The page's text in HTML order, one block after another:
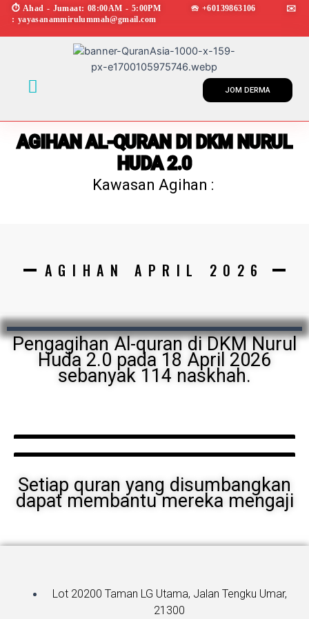
Skip
content
⏱︎ Ahad - Jumaat: 08:00AM - 5:00PM ☏ +60139863106 ✉︎
: yayasanammirulummah@gmail.com
Menu JOM DERMA
AGIHAN AL-QURAN DI DKM NURUL
HUDA 2.0
Kawasan Agihan :
AGIHAN APRIL 2026
Pengagihan Al-quran di DKM Nurul
Huda 2.0 pada 18 April 2026
sebanyak 114 naskhah.
Setiap quran yang disumbangkan
dapat membantu mereka mengaji
Lot 20200 Taman LG Utama, Jalan Tengku Umar,
21300